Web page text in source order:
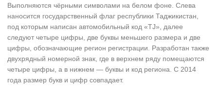
Выполняются чёрными символами на белом фоне. Слева
наносится государственный флаг республики Таджикистан,
под которым написан автомобильный код «TJ», далее
следуют четыре цифры, две буквы меньшего размера и две
цифры, обозначающие регион регистрации. Разработан также
двухрядный номерной знак, где в верхнем ряду помещаются
четыре цифры, а в нижнем — буквы и код региона. С 2014
года размер букв и цифр совпадает.